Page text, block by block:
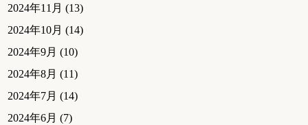
2024年11月 (13)
2024年10月 (14)
2024年9月 (10)
2024年8月 (11)
2024年7月 (14)
2024年6月 (7)